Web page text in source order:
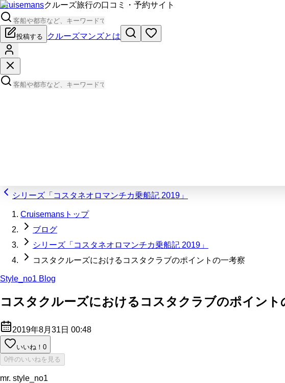
Cruisemansクルーズ旅行の口コミ・予約サイト
投稿する クルーズマンズとは
シリーズ「コスタネオロマンチカ乗船記 2019」
Cruisemansトップ
ブログ
シリーズ「コスタネオロマンチカ乗船記 2019」
コスタクルーズにおけるコスタクラブのポイントの一考察
Style_no1 Blog
コスタクルーズにおけるコスタクラブのポイント
2019年8月31日 00:48
いいね！ 0
0件のいいねを見る
mr. style_no1